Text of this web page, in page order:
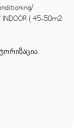
( 45-50m2
.